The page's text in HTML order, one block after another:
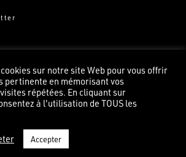
sur notre site Web pour vous offrir
pertinente en mémorisant vos
répétées. En cliquant sur
à l'utilisation de TOUS les
Accepter